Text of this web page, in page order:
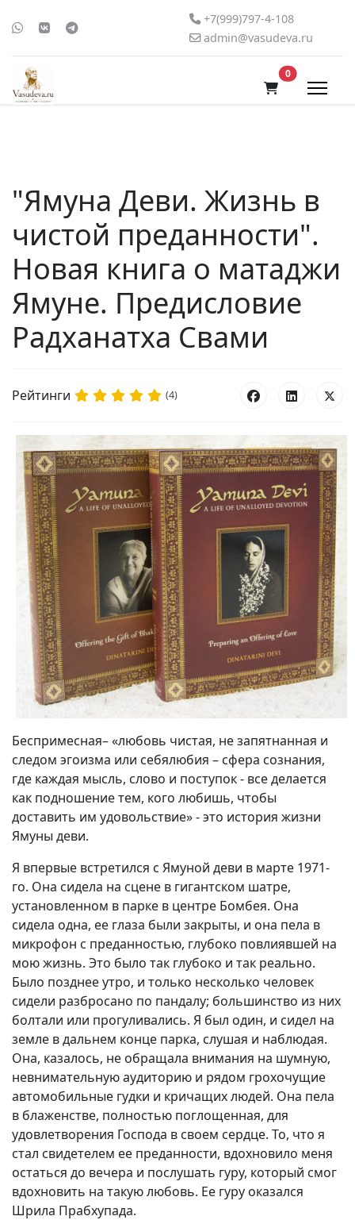
+7(999)797-4-108
admin@vasudeva.ru
0В корзину
"Ямуна Деви. Жизнь в
чистой преданности".
Новая книга о матаджи
Ямуне. Предисловие
Радханатха Свами
Рейтинги (4)
Беспримесная– «любовь чистая, не запятнанная и
следом эгоизма или себялюбия – сфера сознания,
где каждая мысль, слово и поступок - все делается
как подношение тем, кого любишь, чтобы
доставить им удовольствие» - это история жизни
Ямуны деви.
Я впервые встретился с Ямуной деви в марте 1971-
го. Она сидела на сцене в гигантском шатре,
установленном в парке в центре Бомбея. Она
сидела одна, ее глаза были закрыты, и она пела в
микрофон с преданностью, глубоко повлиявшей на
мою жизнь. Это было так глубоко и так реально.
Было позднее утро, и только несколько человек
сидели разбросано по пандалу; большинство из них
болтали или прогуливались. Я был один, и сидел на
земле в дальнем конце парка, слушая и наблюдая.
Она, казалось, не обращала внимания на шумную,
невнимательную аудиторию и рядом грохочущие
автомобильные гудки и кричащих людей. Она пела
в блаженстве, полностью поглощенная, для
удовлетворения Господа в своем сердце. То, что я
стал свидетелем ее преданности, вдохновило меня
остаться до вечера и послушать гуру, который смог
вдохновить на такую любовь. Ее гуру оказался
Шрила Прабхупада.